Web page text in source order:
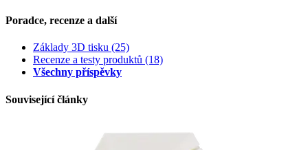
Poradce, recenze a další
Základy 3D tisku (25)
Recenze a testy produktů (18)
Všechny příspěvky
Související články